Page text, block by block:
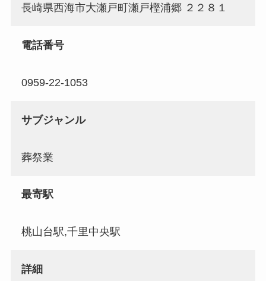
長崎県西海市大瀬戸町瀬戸樫浦郷 ２２８１
電話番号
0959-22-1053
サブジャンル
葬祭業
最寄駅
桃山台駅,千里中央駅
詳細